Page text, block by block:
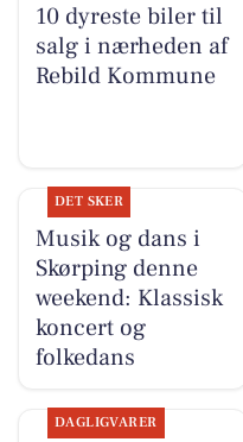
10 dyreste biler til
salg i nærheden af
Rebild Kommune
DET SKER
Musik og dans i
Skørping denne
weekend: Klassisk
koncert og
folkedans
DAGLIGVARER